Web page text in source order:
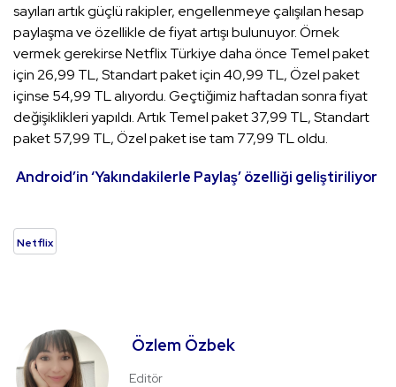
sayıları artık güçlü rakipler, engellenmeye çalışılan hesap
paylaşma ve özellikle de fiyat artışı bulunuyor. Örnek
vermek gerekirse Netflix Türkiye daha önce Temel paket
için 26,99 TL, Standart paket için 40,99 TL, Özel paket
içinse 54,99 TL alıyordu. Geçtiğimiz haftadan sonra fiyat
değişiklikleri yapıldı. Artık Temel paket 37,99 TL, Standart
paket 57,99 TL, Özel paket ise tam 77,99 TL oldu.
Android’in ‘Yakındakilerle Paylaş’ özelliği geliştiriliyor
Netflix
Özlem Özbek
Editör